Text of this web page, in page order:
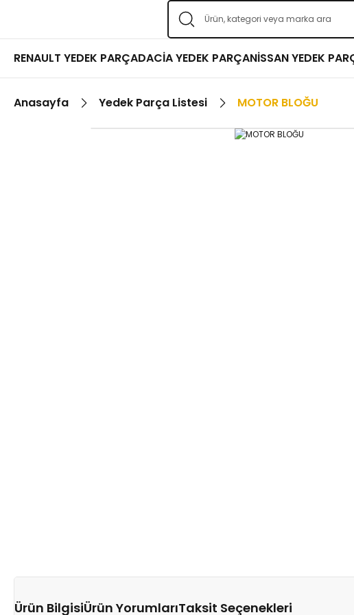
RENAULT YEDEK PARÇADACİA YEDEK PARÇANİSSAN YEDEK
Anasayfa Yedek Parça Listesi MOTOR BLOĞU
Ürün BilgisiÜrün YorumlarıTaksit Seçenekleri